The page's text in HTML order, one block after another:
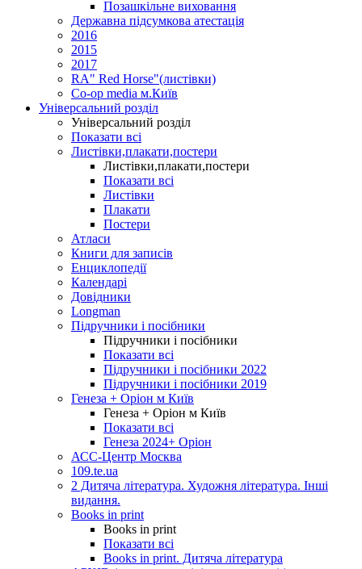
Позашкільне виховання
Державна підсумкова атестація
2016
2015
2017
RA" Red Horse"(листівки)
Co-op media м.Київ
Універсальний розділ
Універсальний розділ
Показати всі
Листівки,плакати,постери
Листівки,плакати,постери
Показати всі
Листівки
Плакати
Постери
Атласи
Книги для записів
Енциклопедії
Календарі
Довідники
Longman
Підручники і посібники
Підручники і посібники
Показати всі
Підручники і посібники 2022
Підручники і посібники 2019
Генеза + Оріон м Київ
Генеза + Оріон м Київ
Показати всі
Генеза 2024+ Оріон
АСС-Центр Москва
109.te.ua
2 Дитяча література. Художня література. Інші
видання.
Books in print
Books in print
Показати всі
Books in print. Дитяча література